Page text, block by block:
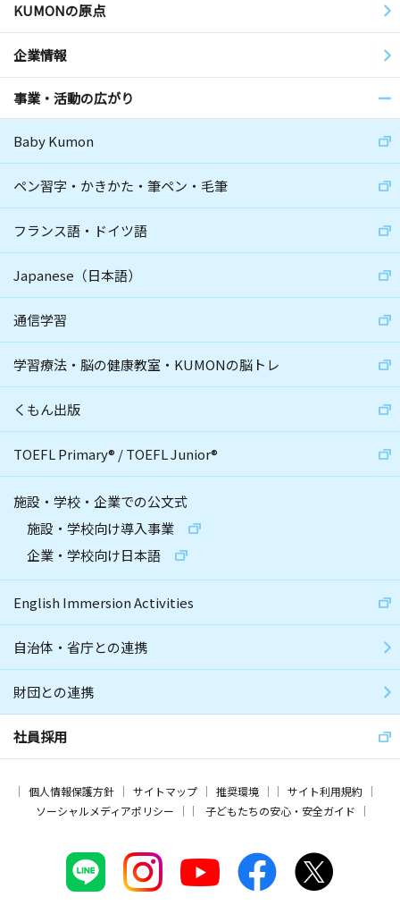
KUMONの原点
企業情報
事業・活動の広がり
Baby Kumon
ペン習字・かきかた・筆ペン・毛筆
フランス語・ドイツ語
Japanese（日本語）
通信学習
学習療法・脳の健康教室・KUMONの脳トレ
くもん出版
TOEFL Primary® /TOEFL Junior®
施設・学校・企業での公文式
施設・学校向け導入事業
企業・学校向け日本語
English Immersion Activities
自治体・省庁との連携
財団との連携
社員採用
個人情報保護方針 サイトマップ 推奨環境
サイト利用規約
ソーシャルメディアポリシー
子どもたちの安心・安全ガイド